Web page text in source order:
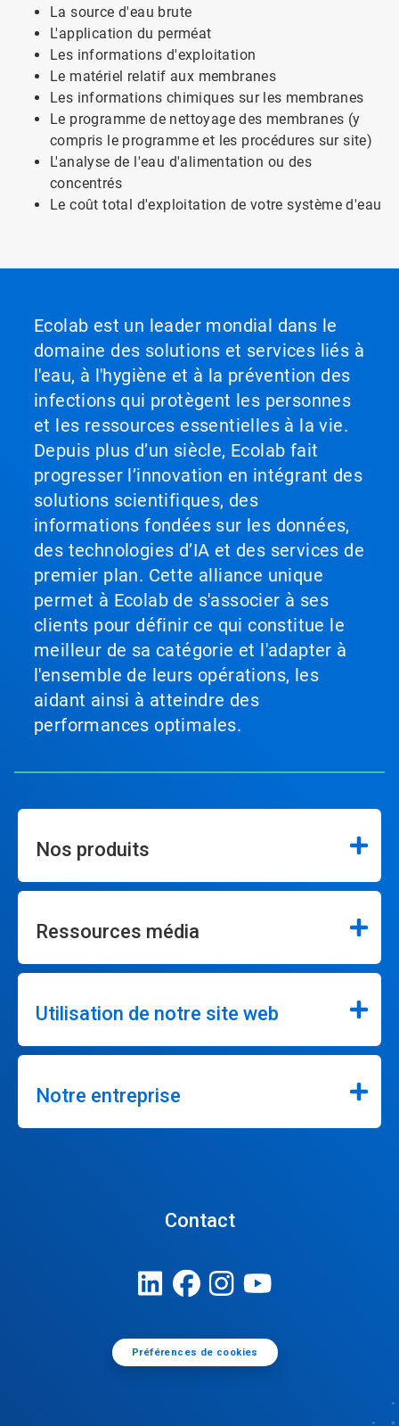
La source d'eau brute
L'application du perméat
Les informations d'exploitation
Le matériel relatif aux membranes
Les informations chimiques sur les membranes
Le programme de nettoyage des membranes (y
compris le programme et les procédures sur site)
L'analyse de l'eau d'alimentation ou des
concentrés
Le coût total d'exploitation de votre système d'eau
Ecolab est un leader mondial dans le
domaine des solutions et services liés à
l'eau, à l'hygiène et à la prévention des
infections qui protègent les personnes
et les ressources essentielles à la vie.
Depuis plus d’un siècle, Ecolab fait
progresser l’innovation en intégrant des
solutions scientifiques, des
informations fondées sur les données,
des technologies d’IA et des services de
premier plan. Cette alliance unique
permet à Ecolab de s'associer à ses
clients pour définir ce qui constitue le
meilleur de sa catégorie et l'adapter à
l'ensemble de leurs opérations, les
aidant ainsi à atteindre des
performances optimales.
Nos produits
Ressources média
Utilisation de notre site web
Notre entreprise
Contact
Préférences de cookies